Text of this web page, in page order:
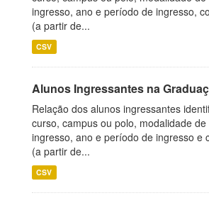
ingresso, ano e período de ingresso,
(a partir de...
CSV
Alunos Ingressantes na
Relação dos alunos ingressantes
curso, campus ou polo, modalidade
ingresso, ano e período de ingresso e
(a partir de...
CSV